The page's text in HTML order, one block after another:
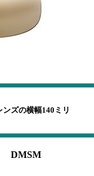
ンズの横幅140ミリ